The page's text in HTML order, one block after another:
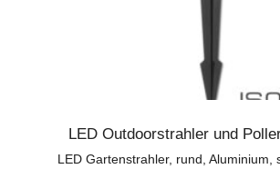
LED Outdoorstrahler und
LED Gartenstrahler, rund, Aluminium,